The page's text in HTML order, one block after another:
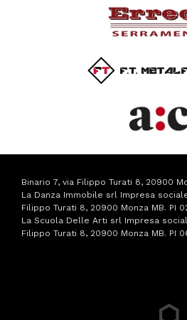
Binario 7, via Filippo Turati 8, 20900
La Danza Immobile srl Impresa
Filippo Turati 8, 20900 Monza MB. PI
La Scuola Delle Arti srl Impresa
Filippo Turati 8, 20900 Monza MB. PI